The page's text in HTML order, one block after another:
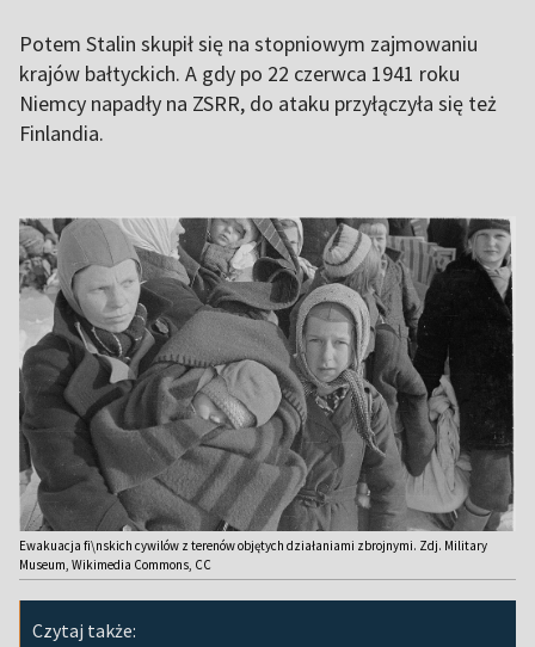
Potem Stalin skupił się na stopniowym zajmowaniu
krajów bałtyckich. A gdy po 22 czerwca 1941 roku
Niemcy napadły na ZSRR, do ataku przyłączyła się też
Finlandia.
Ewakuacja fi\nskich cywilów z terenów objętych działaniami zbrojnymi. Zdj. Military
Museum, Wikimedia Commons, CC
Czytaj także: